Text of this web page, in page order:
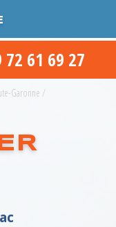
72 61 69 27
Garonne /